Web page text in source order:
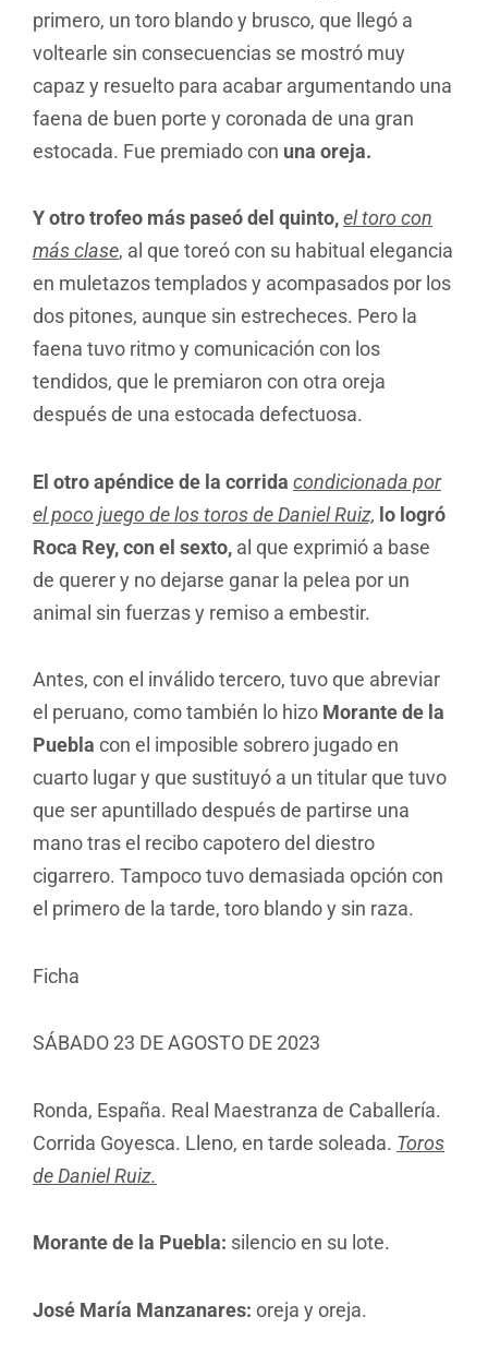
primero, un toro blando y brusco, que llegó a
voltearle sin consecuencias se mostró muy
capaz y resuelto para acabar argumentando una
faena de buen porte y coronada de una gran
estocada. Fue premiado con una oreja.
Y otro trofeo más paseó del quinto,el toro con
más clase, al que toreó con su habitual elegancia
en muletazos templados y acompasados por los
dos pitones, aunque sin estrecheces. Pero la
faena tuvo ritmo y comunicación con los
tendidos, que le premiaron con otra oreja
después de una estocada defectuosa.
El otro apéndice de la corrida condicionada por
el poco juego de los toros de Daniel Ruiz, lo logró
Roca Rey, con el sexto, al que exprimió a base
de querer y no dejarse ganar la pelea por un
animal sin fuerzas y remiso a embestir.
Antes, con el inválido tercero, tuvo que abreviar
el peruano, como también lo hizo Morante de la
Puebla con el imposible sobrero jugado en
cuarto lugar y que sustituyó a un titular que tuvo
que ser apuntillado después de partirse una
mano tras el recibo capotero del diestro
cigarrero. Tampoco tuvo demasiada opción con
el primero de la tarde, toro blando y sin raza.
Ficha
SÁBADO 23 DE AGOSTO DE 2023
Ronda, España. Real Maestranza de Caballería.
Corrida Goyesca. Lleno, en tarde soleada. Toros
de Daniel Ruiz.
Morante de la Puebla: silencio en su lote.
José María Manzanares: oreja y oreja.